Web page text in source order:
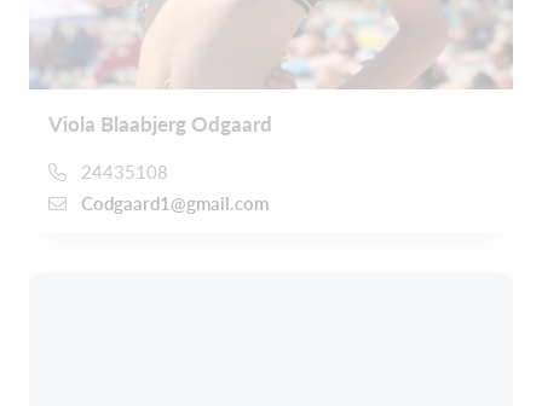
Viola Blaabjerg Odgaard
24435108
Codgaard1@gmail.com